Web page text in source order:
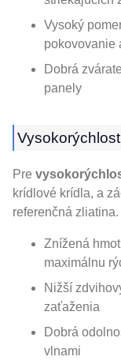
Vysoký
pokovovanie
Dobrá
panely
Pre
krídlové krídla, a
referenčná zliatina.
Znížená
maximálnu
Nižší
zaťaženia
Dobrá
vlnami